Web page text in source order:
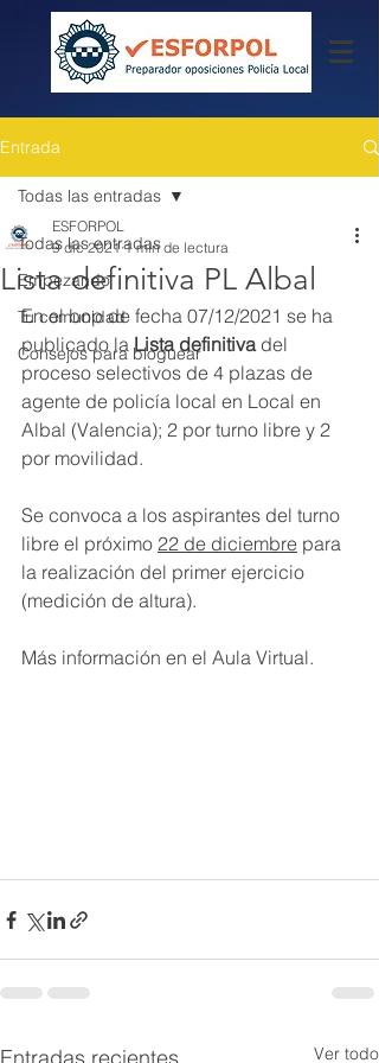
Entrada
Todas las entradas
Empezando
Tu comunidad
Consejos para bloguear
Todas las entradas
Lista definitiva PL Albal
ESFORPOL
9 dic 2021 1 min de lectura
En el bop de fecha 07/12/2021 se ha
publicado la Lista definitiva del
proceso selectivos de 4 plazas de
agente de policía local en Local en
Albal (Valencia); 2 por turno libre y 2
por movilidad.
Se convoca a los aspirantes del turno
libre el próximo 22 de diciembre para
la realización del primer ejercicio
(medición de altura).
Más información en el Aula Virtual.
Ver todo